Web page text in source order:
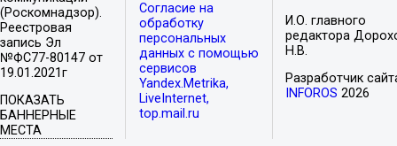
(Роскомнадзор).
Реестровая
запись Эл
№ФС77-80147 от
19.01.2021г
ПОКАЗАТЬ
БАННЕРНЫЕ
МЕСТА
Согласие на
обработку
персональных
данных с помощью
сервисов
Yandex.Metrika,
LiveInternet,
top.mail.ru
И.О. главного
редактора
Н.В.
Разработчик
INFOROS 2026